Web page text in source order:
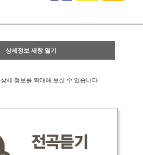
상세정보 새창 열기
상세 정보를 확대해 보실 수 있습니다.